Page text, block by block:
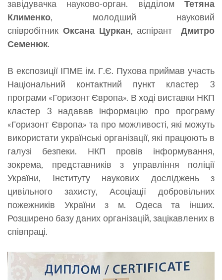
завідувачка науково-орган. відділом Тетяна
Клименко, молодший науковий
співробітник Оксана Цуркан, аспірантДмитро
Семенюк.
В експозиції ІПМЕ ім. Г.Є. Пухова приймав участь
Національний контактний пункт кластер 3
програми «Горизонт Європа». В ході виставки НКП
кластер 3 надавав інформацію про програму
«Горизонт Європа» та про можливості, які можуть
використати українські організації, які працюють в
галузі безпеки. НКП провів інформування,
зокрема, представників з управління поліції
України, Інституту наукових досліджень з
цивільного захисту, Асоціації добровільних
пожежників України з м. Одеса та інших.
Розширено базу даних організацій, зацікавлених в
співпраці.